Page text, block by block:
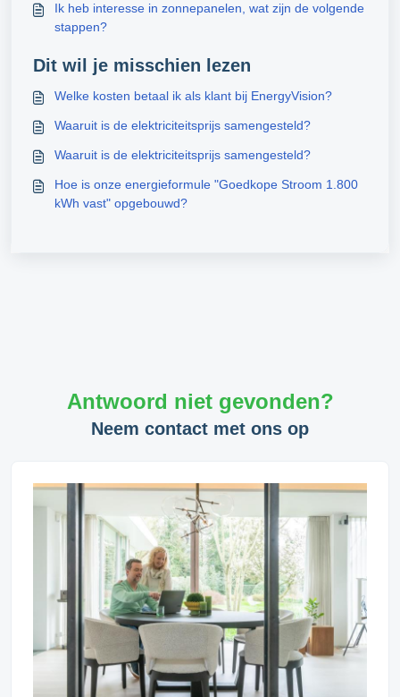
Ik heb interesse in zonnepanelen, wat zijn de volgende
stappen?
Dit wil je misschien lezen
Welke kosten betaal ik als klant bij EnergyVision?
Waaruit is de elektriciteitsprijs samengesteld?
Waaruit is de elektriciteitsprijs samengesteld?
Hoe is onze energieformule "Goedkope Stroom 1.800
kWh vast" opgebouwd?
Antwoord niet gevonden?
Neem contact met ons op